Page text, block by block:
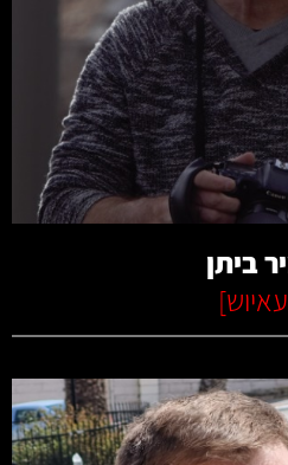
עוד
ביתן
]